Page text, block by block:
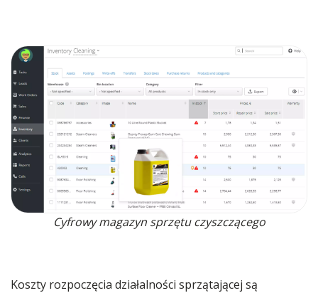
Cyfrowy magazyn sprzętu czyszczącego
Koszty rozpoczęcia działalności sprzątającej są